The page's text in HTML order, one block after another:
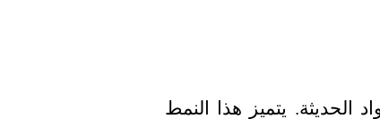
الحديثة. يتميز هذا النمط